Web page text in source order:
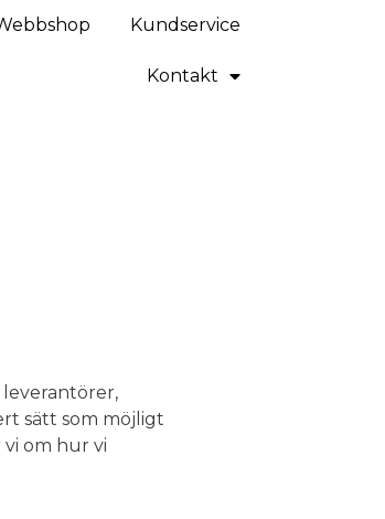
Kundservice
Kontakt
sätt som möjligt
om hur vi